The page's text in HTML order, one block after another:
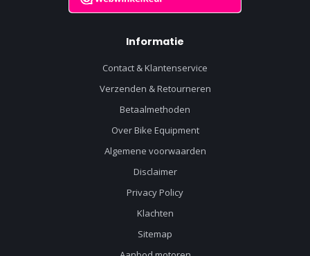
Informatie
Contact & Klantenservice
Verzenden & Retourneren
Betaalmethoden
Over Bike Equipment
Algemene voorwaarden
Disclaimer
Privacy Policy
Klachten
Sitemap